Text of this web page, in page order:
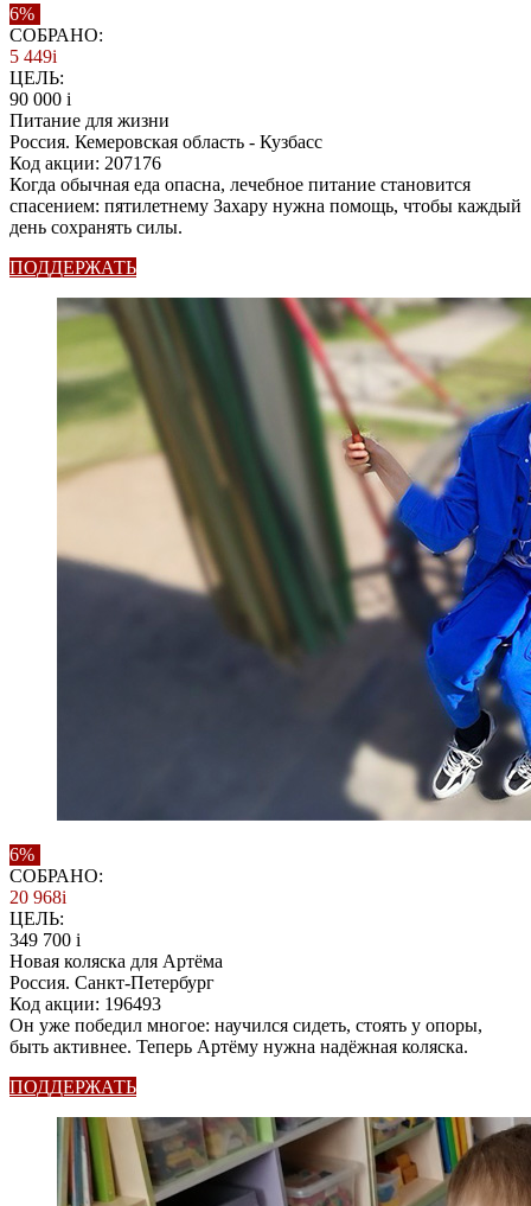
6%
СОБРАНО:
5 449i
ЦЕЛЬ:
90 000 i
Питание для жизни
Россия. Кемеровская область - Кузбасс
Код акции: 207176
Когда обычная еда опасна, лечебное питание становится
спасением: пятилетнему Захару нужна помощь, чтобы каждый
день сохранять силы.
ПОДДЕРЖАТЬ
6%
СОБРАНО:
20 968i
ЦЕЛЬ:
349 700 i
Новая коляска для Артёма
Россия. Санкт-Петербург
Код акции: 196493
Он уже победил многое: научился сидеть, стоять у опоры,
быть активнее. Теперь Артёму нужна надёжная коляска.
ПОДДЕРЖАТЬ